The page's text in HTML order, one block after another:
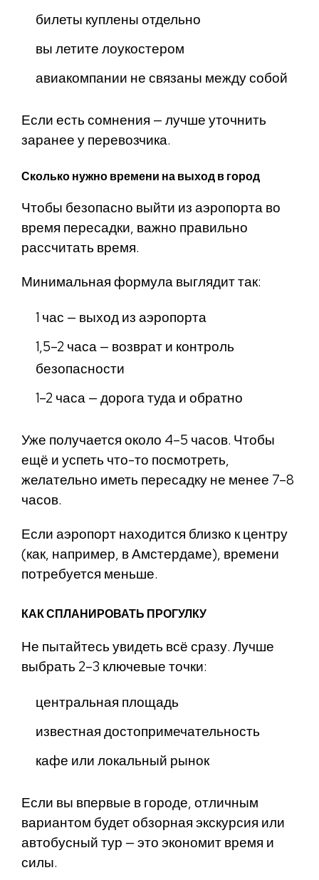
билеты куплены отдельно
вы летите лоукостером
авиакомпании не связаны между собой
Если есть сомнения — лучше уточнить
заранее у перевозчика.
Сколько нужно времени на выход в город
Чтобы безопасно выйти из аэропорта во
время пересадки, важно правильно
рассчитать время.
Минимальная формула выглядит так:
1 час — выход из аэропорта
1,5–2 часа — возврат и контроль
безопасности
1–2 часа — дорога туда и обратно
Уже получается около 4–5 часов. Чтобы
ещё и успеть что-то посмотреть,
желательно иметь пересадку не менее 7–8
часов.
Если аэропорт находится близко к центру
(как, например, в Амстердаме), времени
потребуется меньше.
КАК СПЛАНИРОВАТЬ ПРОГУЛКУ
Не пытайтесь увидеть всё сразу. Лучше
выбрать 2–3 ключевые точки:
центральная площадь
известная достопримечательность
кафе или локальный рынок
Если вы впервые в городе, отличным
вариантом будет обзорная экскурсия или
автобусный тур — это экономит время и
силы.